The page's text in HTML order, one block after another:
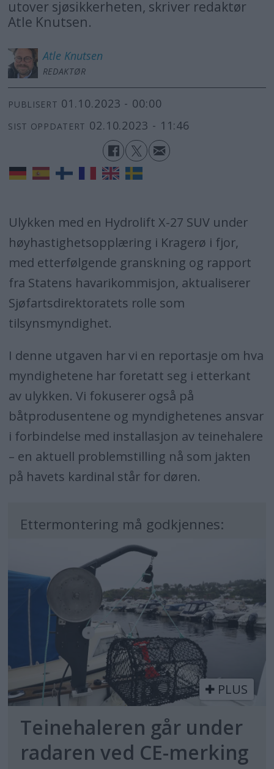
utover sjøsikkerheten, skriver redaktør
Atle Knutsen.
Atle Knutsen
REDAKTØR
PUBLISERT 01.10.2023 - 00:00
SIST OPPDATERT 02.10.2023 - 11:46
Ulykken med en Hydrolift X-27 SUV under
høyhastighetsopplæring i Kragerø i fjor,
med etterfølgende granskning og rapport
fra Statens havarikommisjon, aktualiserer
Sjøfartsdirektoratets rolle som
tilsynsmyndighet.
I denne utgaven har vi en reportasje om hva
myndighetene har foretatt seg i etterkant
av ulykken. Vi fokuserer også på
båtprodusentene og myndighetenes ansvar
i forbindelse med installasjon av teinehalere
– en aktuell problemstilling nå som jakten
på havets kardinal står for døren.
Ettermontering må godkjennes:
PLUS
Teinehaleren går under
radaren ved CE-merking